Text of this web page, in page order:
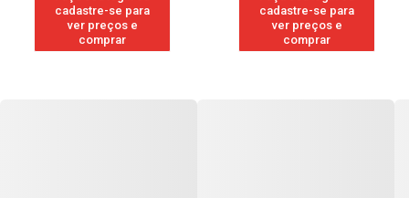
cadastre-se para
ver preços e
comprar
cadastre-se para
ver preços e
comprar